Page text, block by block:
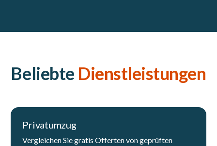
Beliebte Dienstleistungen
Privatumzug
Vergleichen Sie gratis Offerten von geprüften